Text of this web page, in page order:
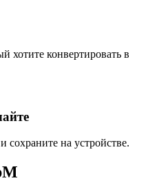
хотите конвертировать в
сохраните на устройстве.